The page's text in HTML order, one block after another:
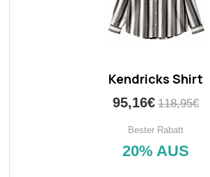
Kendricks Shirt
95,16€ 118,95€
Bester Rabatt
20% AUS